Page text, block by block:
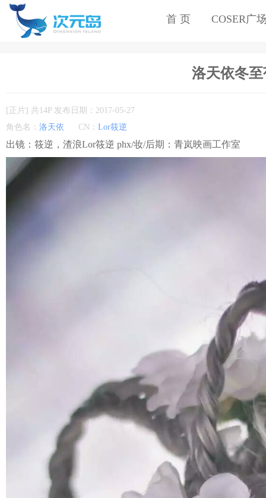
首 页 COSER广
洛天依冬至
[正片] 共14P 发布日期：2017-05-27
角色名： 洛天依 CN： Lor筱逆
出镜：筱逆，渣浪Lor筱逆 phx/妆/后期：青岚映画工作室